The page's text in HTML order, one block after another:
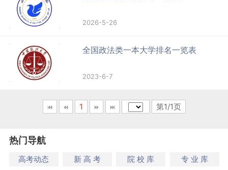
2026-5-26
全国政法类一本大学排名一览表
2023-6-7
1 第1/1页
热门导航
高考动态 新 高 考 院 校 库 专 业 库